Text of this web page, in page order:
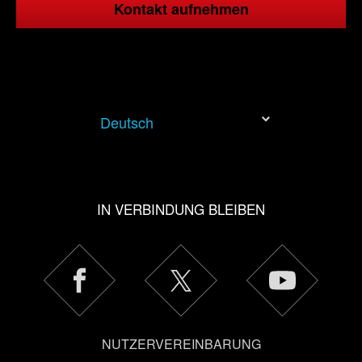
Kontakt aufnehmen
Deutsch
IN VERBINDUNG BLEIBEN
NUTZERVEREINBARUNG